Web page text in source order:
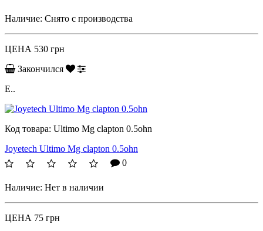
Наличие: Снято с производства
ЦЕНА 530 грн
Закончился
E..
Код товара: Ultimo Mg clapton 0.5ohn
Joyetech Ultimo Mg clapton 0.5ohn
0
Наличие: Нет в наличии
ЦЕНА 75 грн